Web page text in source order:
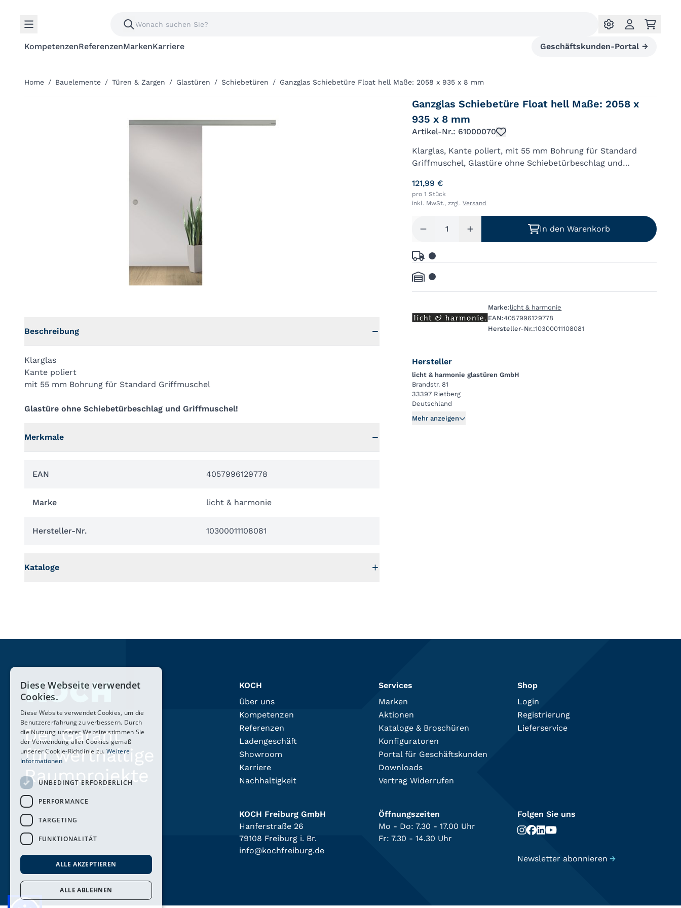
KompetenzenReferenzenMarkenKarriere Geschäftskunden-Portal →
Home / Bauelemente / Türen & Zargen / Glastüren / Schiebetüren / Ganzglas Schiebetüre Float hell Maße: 2058 x 935 x 8 mm
Ganzglas Schiebetüre Float hell Maße: 2058 x
935 x 8 mm
Artikel-Nr.: 61000070
Klarglas, Kante poliert, mit 55 mm Bohrung für Standard
Griffmuschel, Glastüre ohne Schiebetürbeschlag und
121,99 €
pro 1 Stück
inkl. MwSt., zzgl.Versand
In den Warenkorb
Marke:licht & harmonie
EAN:4057996129778
Hersteller-Nr.:10300011108081
Hersteller
licht & harmonie glastüren GmbH
Brandstr. 81
33397 Rietberg
Deutschland
Mehr anzeigen
Beschreibung
Klarglas
Kante poliert
mit 55 mm Bohrung für Standard Griffmuschel
Glastüre ohne Schiebetürbeschlag und Griffmuschel!
Merkmale
EAN 4057996129778
Marke licht & harmonie
Hersteller-Nr. 10300011108081
Kataloge
Der Garant
für werthaltige
Raumprojekte
KOCH
Über uns
Kompetenzen
Referenzen
Ladengeschäft
Showroom
Karriere
Nachhaltigkeit
Services
Marken
Aktionen
Kataloge & Broschüren
Konfiguratoren
Portal für Geschäftskunden
Downloads
Vertrag Widerrufen
Shop
Login
Registrierung
Lieferservice
KOCH Freiburg GmbH
Hanferstraße 26
79108 Freiburg i. Br.
info@kochfreiburg.de
Öffnungszeiten
Mo - Do: 7.30 - 17.00 Uhr
Fr: 7.30 - 14.30 Uhr
Folgen Sie uns
Newsletter abonnieren →
Diese Webseite verwendet
Cookies.
Diese Website verwendet Cookies, um die
Benutzererfahrung zu verbessern. Durch
die Nutzung unserer Website stimmen Sie
der Verwendung aller Cookies gemäß
unserer Cookie-Richtlinie zu.Weitere
Informationen
UNBEDINGT ERFORDERLICH
PERFORMANCE
TARGETING
FUNKTIONALITÄT
ALLE AKZEPTIEREN
ALLE ABLEHNEN